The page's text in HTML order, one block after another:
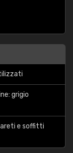
grigio
e soffitti